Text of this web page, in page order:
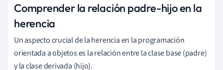
Comprender la relación padre-hijo en la
herencia
Un aspecto crucial de la herencia en la programación
orientada a objetos es la relación entre la clase base (padre)
y la clase derivada (hijo).